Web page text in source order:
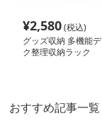
¥2,580(税込)
グッズ収納 多機能
ク整理収納ラック
おすすめ記事一覧